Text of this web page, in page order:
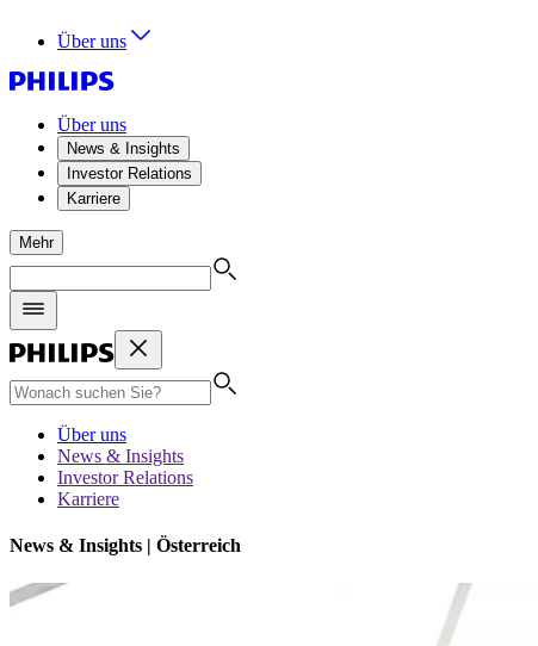
Über uns
Über uns
News & Insights
Investor Relations
Karriere
Mehr
Über uns
News & Insights
Investor Relations
Karriere
News & Insights | Österreich